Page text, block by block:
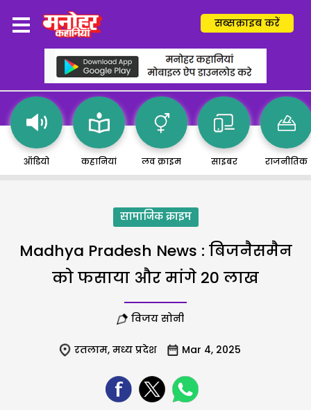
सब्सक्राइब करें
ऑडियो कहानियां लव क्राइम साइबर राजनीतिक
सामाजिक क्राइम
Madhya Pradesh News : बिजनैसमैन
को फसाया और मांगे 20 लाख
विजय सोनी
रतलाम, मध्य प्रदेश Mar 4, 2025